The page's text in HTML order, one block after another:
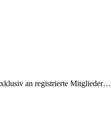
an registrierte Mitglieder…